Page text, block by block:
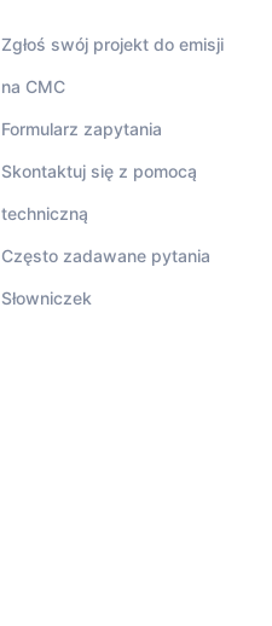
Zgłoś swój projekt do emisji
na CMC
Formularz zapytania
Skontaktuj się z pomocą
techniczną
Często zadawane pytania
Słowniczek